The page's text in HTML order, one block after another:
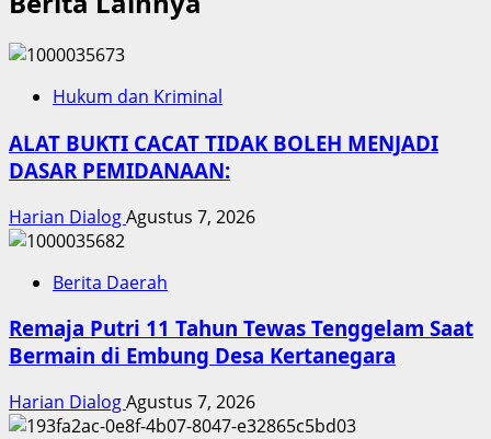
Hukum dan Kriminal
ALAT BUKTI CACAT TIDAK BOLEH MENJADI
DASAR PEMIDANAAN:
Harian DialogAgustus 7, 2026
Berita Daerah
Remaja Putri 11 Tahun Tewas Tenggelam Saat
Bermain di Embung Desa Kertanegara
Harian DialogAgustus 7, 2026